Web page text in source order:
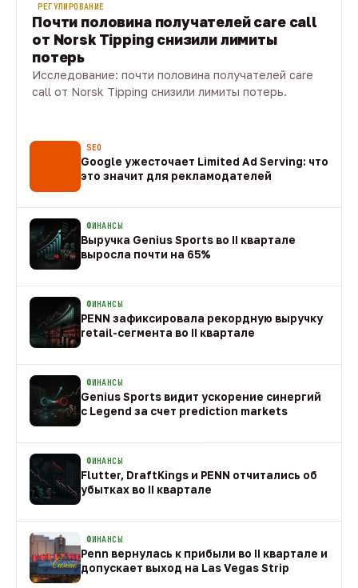
РЕГУЛИРОВАНИЕ
Почти половина получателей care call
от Norsk Tipping снизили лимиты
потерь
Исследование: почти половина получателей care
call от Norsk Tipping снизили лимиты потерь.
SEO
Google ужесточает Limited Ad Serving: что
это значит для рекламодателей
ФИНАНСЫ
Выручка Genius Sports во II квартале
выросла почти на 65%
ФИНАНСЫ
PENN зафиксировала рекордную выручку
retail-сегмента во II квартале
ФИНАНСЫ
Genius Sports видит ускорение синергий
с Legend за счет prediction markets
ФИНАНСЫ
Flutter, DraftKings и PENN отчитались об
убытках во II квартале
ФИНАНСЫ
Penn вернулась к прибыли во II квартале и
допускает выход на Las Vegas Strip